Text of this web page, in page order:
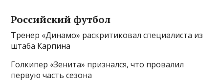
Российский футбол
Тренер «Динамо» раскритиковал специалиста из
штаба Карпина
Голкипер «Зенита» признался, что провалил
первую часть сезона